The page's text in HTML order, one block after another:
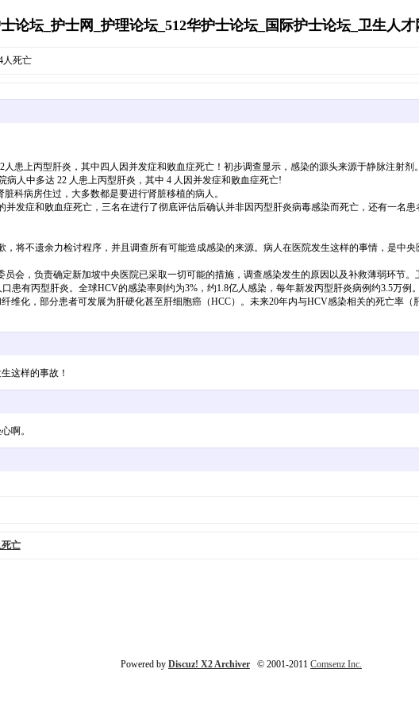
论坛_护士网_护理论坛_512华护士论坛_国际护士论坛_卫生人
人死亡
患上丙型肝炎，其中四人因并发症和败血症死亡！初步调查显示，感染的源头来源于静脉注射
人中多达 22 人患上丙型肝炎，其中 4 人因并发症和败血症死亡!
科病房住过，大多数都是要进行肾脏移植的病人。
发症和败血症死亡，三名在进行了彻底评估后确认并非因丙型肝炎病毒感染而死亡，还有一名
将不遗余力检讨程序，并且调查所有可能造成感染的来源。病人在医院发生这样的事情，是中
会，负责确定新加坡中央医院已采取一切可能的措施，调查感染发生的原因以及补救薄弱环节
患有丙型肝炎。全球HCV的感染率则约为3%，约1.8亿人感染，每年新发丙型肝炎病例约3.5万
维化，部分患者可发展为肝硬化甚至肝细胞癌（HCC）。未来20年内与HCV感染相关的死亡率
这样的事故！
啊。
亡
Powered by Discuz! X2 Archiver © 2001-2011 Comsenz Inc.